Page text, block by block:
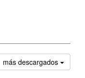
más descargados